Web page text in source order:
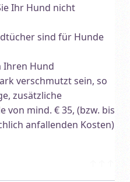
Ihr Hund nicht
sind für Hunde
Ihren Hund
verschmutzt sein, so
zusätzliche
von mind. € 35, (bzw. bis
anfallenden Kosten)